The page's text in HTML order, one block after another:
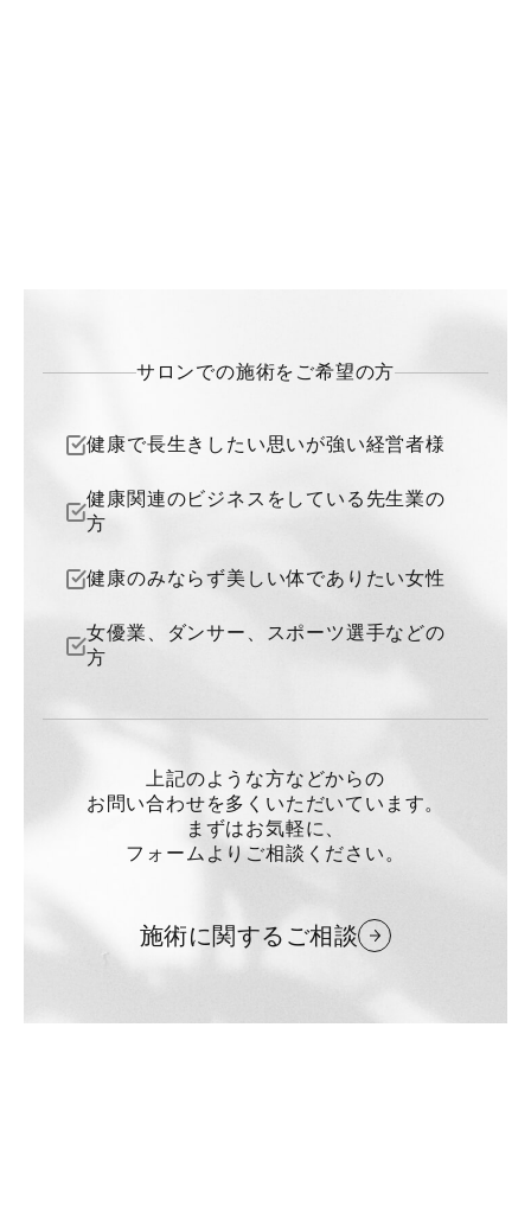
サロンでの施術をご希望の方
健康で長生きしたい思いが強い経営者様
健康関連のビジネスをしている先生業の
方
健康のみならず美しい体でありたい女性
女優業、ダンサー、スポーツ選手などの
方
上記のような方などからの
お問い合わせを多くいただいています。
まずはお気軽に、
フォームよりご相談ください。
施術に関するご相談